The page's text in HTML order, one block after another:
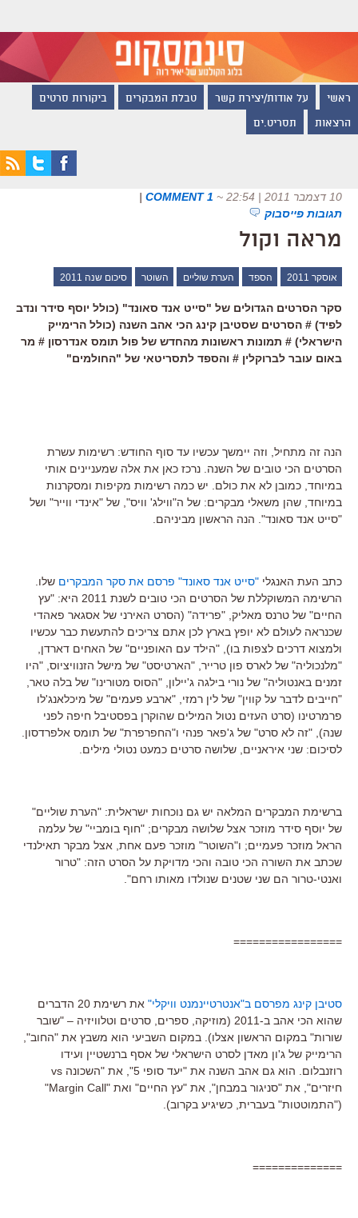
ראשי על אודות/יצירת קשר טבלת המבקרים ביקורות סרטים
הרצאות תסריט.ים
10 דצמבר 2011 | 22:54 ~
1 COMMENT
|
תגובות פייסבוק
מראה וקול
אוסקר 2011 הספד הערת שוליים השוטר סיכום שנה 2011
סקר הסרטים הגדולים של "סייט אנד סאונד" (כולל יוסף סידר ונדב
לפיד) # הסרטים שסטיבן קינג הכי אהב השנה (כולל הרימייק
הישראלי) # תמונות ראשונות מהחדש של פול תומס אנדרסון # מר
באום עובר לברוקלין # והספד לתסריטאי של "החולמים"
הנה זה מתחיל, וזה יימשך עכשיו עד סוף החודש: רשימות עשרת
הסרטים הכי טובים של השנה. נרכז כאן את אלה שמעניינים אותי
במיוחד, כמובן לא את כולם. יש כמה רשימות מקיפות ומסקרנות
במיוחד, שהן משאלי מבקרים: של ה"ווילג' וויס", של "אינדי ווייר" ושל
"סייט אנד סאונד". הנה הראשון מביניהם.
כתב העת האנגלי "סייט אנד סאונד" פרסם את סקר המבקרים שלו.
הרשימה המשוקללת של הסרטים הכי טובים לשנת 2011 היא: "עץ
החיים" של טרנס מאליק, "פרידה" (הסרט האירני של אסגאר פאהדי
שכנראה לעולם לא יופץ בארץ לכן אתם צריכים להתעשת כבר עכשיו
ולמצוא דרכים לצפות בו), "הילד עם האופניים" של האחים דארדן,
"מלנכוליה" של לארס פון טרייר, "הארטיסט" של מישל הזנוויציוס, "היו
זמנים באנטוליה" של נורי בילגה ג'יילון, "הסוס מטורינו" של בלה טאר,
"חייבים לדבר על קווין" של לין רמזי, "ארבע פעמים" של מיכלאנג'לו
פרמרטינו (סרט העזים נטול המילים שהוקרן בפסטיבל חיפה לפני
שנה), "זה לא סרט" של ג'פאר פנהי ו"החפרפרת" של תומס אלפרדסון.
לסיכום: שני איראניים, שלושה סרטים כמעט נטולי מילים.
ברשימת המבקרים המלאה יש גם נוכחות ישראלית: "הערת שוליים"
של יוסף סידר מוזכר אצל שלושה מבקרים; "חוף בומביי" של עלמה
הראל מוזכר פעמיים; ו"השוטר" מוזכר פעם אחת, אצל מבקר תאילנדי
שכתב את השורה הכי טובה והכי מדויקת על הסרט הזה: "טרור
ואנטי-טרור הם שני שטנים שנולדו מאותו רחם".
=================
סטיבן קינג מפרסם ב"אנטרטיינמנט וויקלי"
את רשימת 20 הדברים
שהוא הכי אהב ב-2011 (מוזיקה, ספרים, סרטים וטלוויזיה – "שובר
שורות" במקום הראשון אצלו). במקום השביעי הוא משבץ את "החוב",
הרימייק של ג'ון מאדן לסרט הישראלי של אסף ברנשטיין ועידו
רוזנבלום. הוא גם אהב השנה את "יעד סופי 5", את "השכונה vs
חיזרים", את "סניגור במבחן", את "עץ החיים" ואת "Margin Call"
("התמוטטות" בעברית, כשיגיע בקרוב).
==============